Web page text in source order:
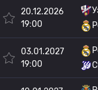
20.12.2026
19:00
03.01.2027
19:00